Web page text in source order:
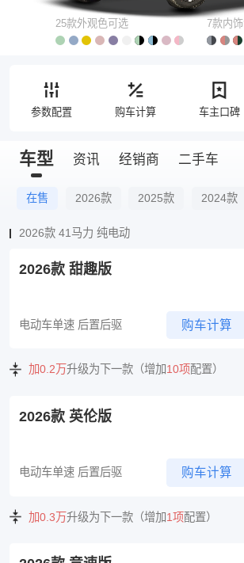
25款外观色可选 7款内
参数配置 购车计算 车主口碑
车型 资讯 经销商 二手车
在售 2026款 2025款 2024款
2026款 41马力 纯电动
2026款 甜趣版
电动车单速 后置后驱 购车计算
加0.2万升级为下一款（增加10项配置）
2026款 英伦版
电动车单速 后置后驱 购车计算
加0.3万升级为下一款（增加1项配置）